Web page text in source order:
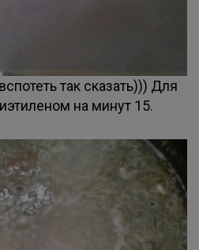
так сказать))) Для
на минут 15.